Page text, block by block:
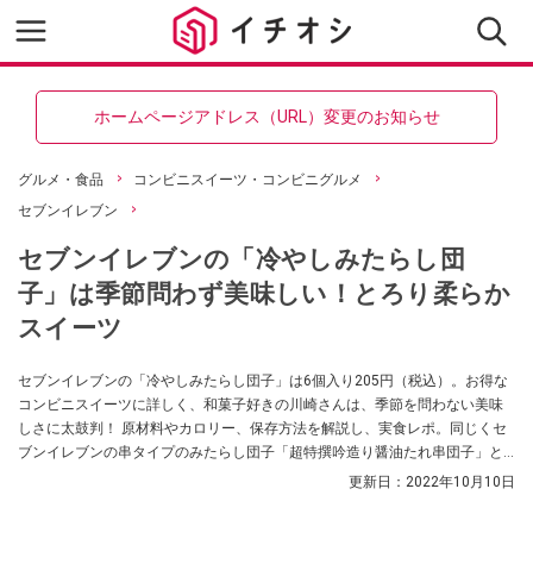
ホームページアドレス（URL）変更のお知らせ
グルメ・食品
コンビニスイーツ・コンビニグルメ
セブンイレブン
セブンイレブンの「冷やしみたらし団
子」は季節問わず美味しい！とろり柔らか
スイーツ
セブンイレブンの「冷やしみたらし団子」は6個入り205円（税込）。お得な
コンビニスイーツに詳しく、和菓子好きの川崎さんは、季節を問わない美味
しさに太鼓判！ 原材料やカロリー、保存方法を解説し、実食レポ。同じくセ
ブンイレブンの串タイプのみたらし団子「超特撰吟造り醤油たれ串団子」と
更新日： 2022年10月10日